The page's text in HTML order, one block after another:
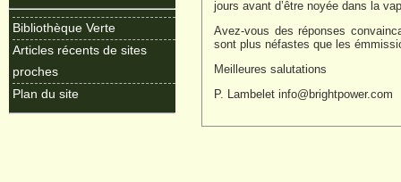
Bibliothèque Verte
Articles récents de sites
proches
Plan du site
jours avant d’être noyée dans la
Avez-vous des réponses
sont plus néfastes que les
Meilleures salutations
P. Lambeletinfo@brightpower.com